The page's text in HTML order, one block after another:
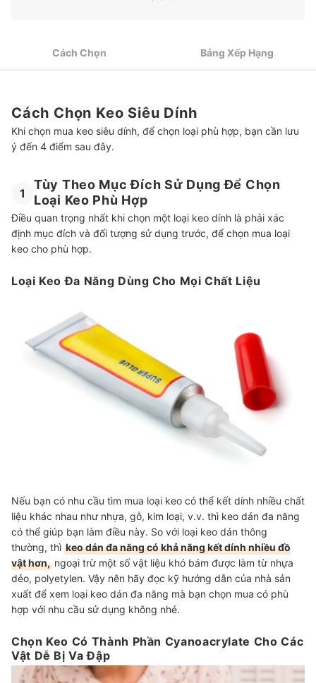
Các Loại Keo Dán Khác
Cách Chọn Bảng Xếp Hạng
Cách Chọn Keo Siêu Dính
Khi chọn mua keo siêu dính, để chọn loại phù hợp, bạn cần lưu
ý đến 4 điểm sau đây.
1
Tùy Theo Mục Đích Sử Dụng Để Chọn
Loại Keo Phù Hợp
Điều quan trọng nhất khi chọn một loại keo dính là phải xác
định mục đích và đối tượng sử dụng trước, để chọn mua loại
keo cho phù hợp.
Loại Keo Đa Năng Dùng Cho Mọi Chất Liệu
Nếu bạn có nhu cầu tìm mua loại keo có thể kết dính nhiều chất
liệu khác nhau như nhựa, gỗ, kim loại, v.v. thì keo dán đa năng
có thể giúp bạn làm điều này. So với loại keo dán thông
thường, thì keo dán đa năng có khả năng kết dính nhiều đồ
vật hơn, ngoại trừ một sốvật liệu khó bám được làm từ nhựa
dẻo, polyetylen. Vậy nên hãy đọc kỹ hướng dẫn của nhà sản
xuất để xem loại keo dán đa năng mà bạn chọn mua có phù
hợp với nhu cầu sử dụng không nhé.
Chọn Keo Có Thành Phần Cyanoacrylate Cho Các
Vật Dễ Bị Va Đập